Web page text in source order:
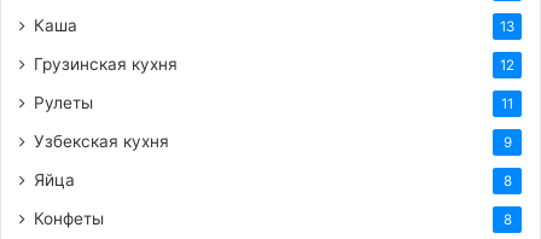
форму и станет еще вкуснее.
Наслаждайтесь этим чудесным домашним
Каша 13
Грузинская кухня 12
Рулеты 11
Узбекская кухня 9
Яйца 8
Конфеты 8